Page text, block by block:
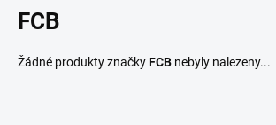
FCB
Žádné produkty značkyFCB nebyly nalezeny...